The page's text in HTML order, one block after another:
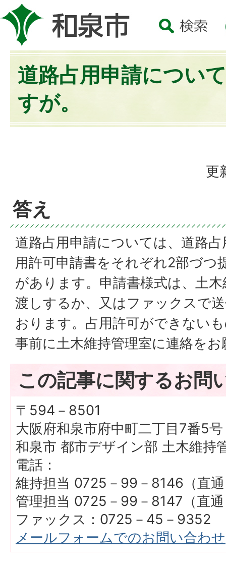
道路占用申請につい
すが。
更
答え
道路占用申請については、道路
用許可申請書をそれぞれ2部づつ
があります。申請書様式は、土
渡しするか、又はファックスで
おります。占用許可ができない
事前に土木維持管理室に連絡を
この記事に関するお問
〒594－8501
大阪府和泉市府中町二丁目7番5号
和泉市 都市デザイン部 土木維持
電話：
維持担当 0725－99－8146（直
管理担当 0725－99－8147（直
ファックス：0725－45－9352
メールフォームでのお問い合わせ